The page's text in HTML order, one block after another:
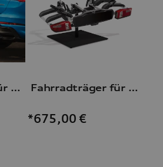
Fahrradträger für die Anhängevorrichtung Fahrradträger für die Anhängevorrichtung
*675,00 €